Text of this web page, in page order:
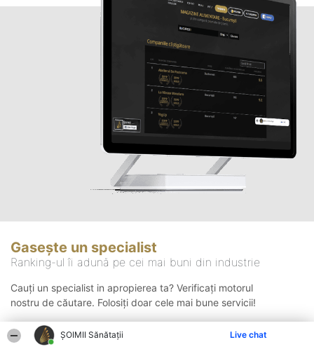
ŞOIMII Sănătații Live chat
Gasește un specialist
Ranking-ul îi adună pe cei mai buni din industrie
Cauți un specialist in apropierea ta? Verificați motorul
nostru de căutare. Folosiți doar cele mai bune servicii!